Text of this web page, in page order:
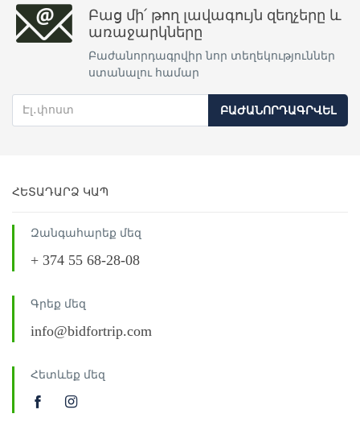
Բաց մի՛ թող լավագույն զեղչերը և
առաջարկները
Բաժանորդագրվիր նոր տեղեկություններ
ստանալու համար
ԲԱԺԱՆՈՐԴԱԳՐՎԵԼ
ՀԵՏԱԴԱՐՁ ԿԱՊ
Զանգահարեք մեզ
+ 374 55 68-28-08
Գրեք մեզ
info@bidfortrip.com
Հետևեք մեզ